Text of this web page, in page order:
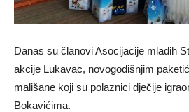
Danas su članovi Asocijacije mladih
akcije Lukavac, novogodišnjim
mališane koji su polaznici dječije
Bokavićima.